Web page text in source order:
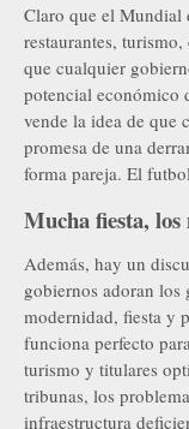
Claro que el Mundial
restaurantes,
que cualquier
potencial económico
vende la idea de que
promesa de una
forma pareja. El
Mucha fiesta,
Además, hay un
gobiernos adoran los
modernidad, fiesta y
funciona perfecto
turismo y titulares
tribunas, los
infraestructura